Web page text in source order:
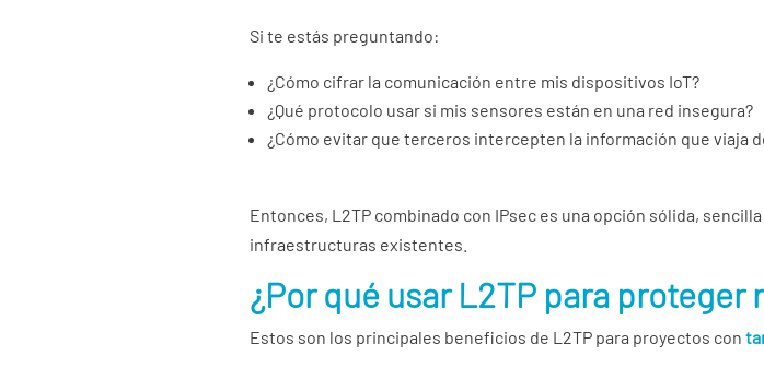
Si te estás preguntando:
¿Cómo cifrar la comunicación entre mis dispositivos IoT?
¿Qué protocolo usar si mis sensores están en una red insegura?
¿Cómo evitar que terceros intercepten la información que viaja
Entonces, L2TP combinado con IPsec es una opción sólida,
infraestructuras existentes.
¿Por qué usar L2TP para proteger
Estos son los principales beneficios de L2TP para proyectos con